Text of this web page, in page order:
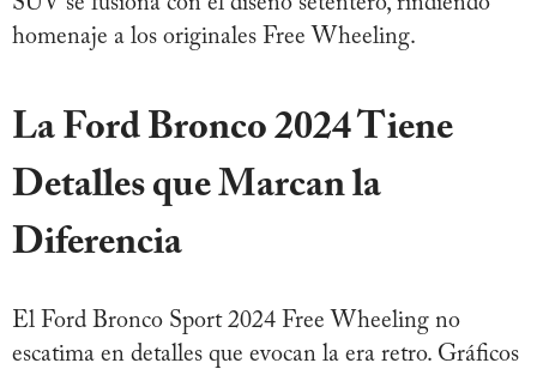
homenaje a los originales Free Wheeling.
La Ford Bronco 2024 Tiene
Detalles que Marcan la
Diferencia
El Ford Bronco Sport 2024 Free Wheeling no
escatima en detalles que evocan la era retro. Gráficos